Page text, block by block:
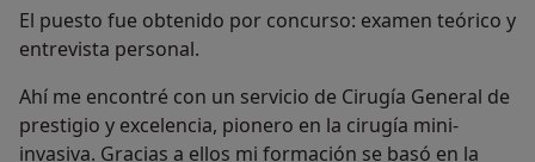
El puesto fue obtenido por concurso: examen teórico y
entrevista personal.
Ahí me encontré con un servicio de Cirugía General de
prestigio y excelencia, pionero en la cirugía mini-
invasiva. Gracias a ellos mi formación se basó en la